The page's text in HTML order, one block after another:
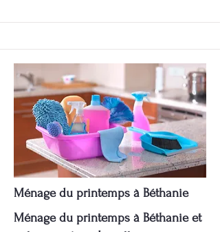
Ménage du printemps à Béthanie
Ménage du printemps à Béthanie et